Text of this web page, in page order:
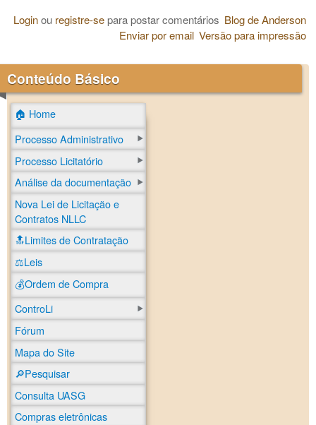
Blog de Anderson
Loginou registre-separa postar comentários
Versão para impressão
Enviar por email
Conteúdo Básico
🏠 Home
Processo Administrativo
Processo Licitatório
Análise da documentação
Nova Lei de Licitação e
Contratos NLLC
🔝Limites de Contratação
⚖️Leis
💰Ordem de Compra
ControLi
Fórum
Mapa do Site
🔎Pesquisar
Consulta UASG
Compras eletrônicas